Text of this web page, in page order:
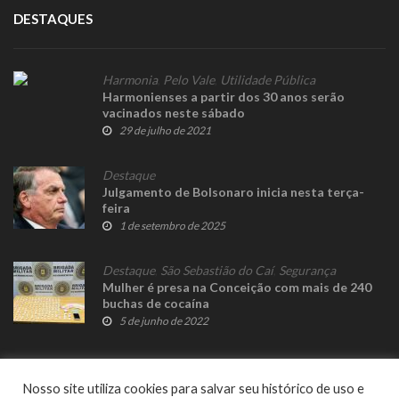
DESTAQUES
Harmonia, Pelo Vale, Utilidade Pública
Harmonienses a partir dos 30 anos serão
vacinados neste sábado
29 de julho de 2021
Destaque
Julgamento de Bolsonaro inicia nesta terça-
feira
1 de setembro de 2025
Destaque, São Sebastião do Caí, Segurança
Mulher é presa na Conceição com mais de 240
buchas de cocaína
5 de junho de 2022
Nosso site utiliza cookies para salvar seu histórico de uso e